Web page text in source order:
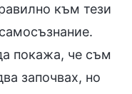
към тези
покажа, че съм
започвах, но